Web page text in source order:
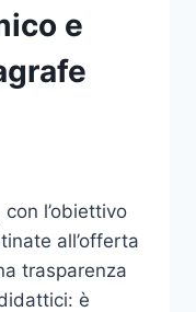
e
l’obiettivo
all’offerta
trasparenza
è